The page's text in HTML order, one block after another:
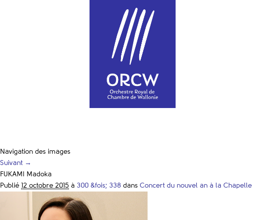
Navigation des images
Suivant →
FUKAMI Madoka
Publié 12 octobre 2015 à 300 &fois; 338 dans Concert du nouvel an à la Chapelle